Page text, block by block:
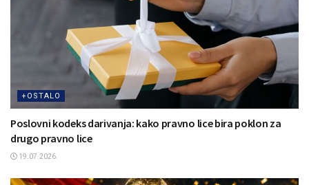
+OSTALO
Poslovni kodeks darivanja: kako pravno lice bira poklon za
drugo pravno lice
19.07.2026.